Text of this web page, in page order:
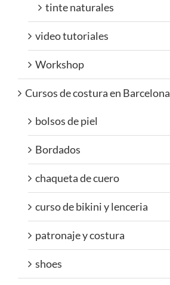
tinte naturales
video tutoriales
Workshop
Cursos de costura en Barcelona
bolsos de piel
Bordados
chaqueta de cuero
curso de bikini y lenceria
patronaje y costura
shoes